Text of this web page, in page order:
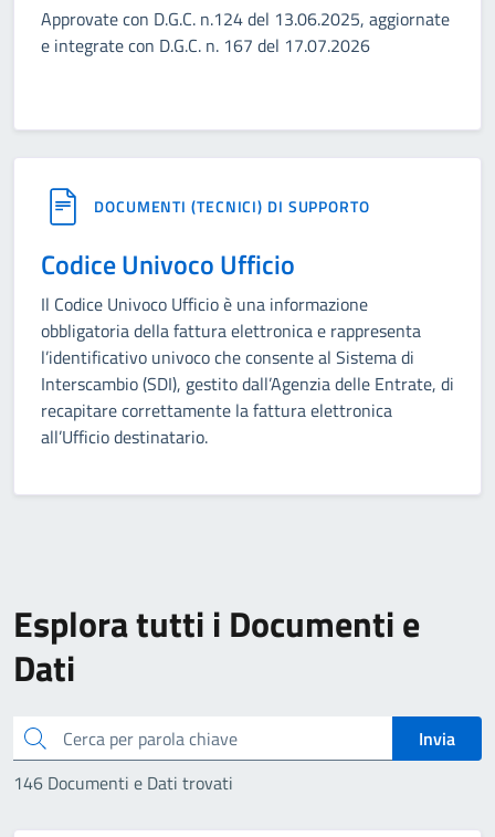
Approvate con D.G.C. n.124 del 13.06.2025, aggiornate
e integrate con D.G.C. n. 167 del 17.07.2026
DOCUMENTI (TECNICI) DI SUPPORTO
Codice Univoco Ufficio
Il Codice Univoco Ufficio è una informazione
obbligatoria della fattura elettronica e rappresenta
l’identificativo univoco che consente al Sistema di
Interscambio (SDI), gestito dall’Agenzia delle Entrate, di
recapitare correttamente la fattura elettronica
all’Ufficio destinatario.
Esplora tutti i Documenti e
Dati
Cerca
Invia
146 Documenti e Dati trovati